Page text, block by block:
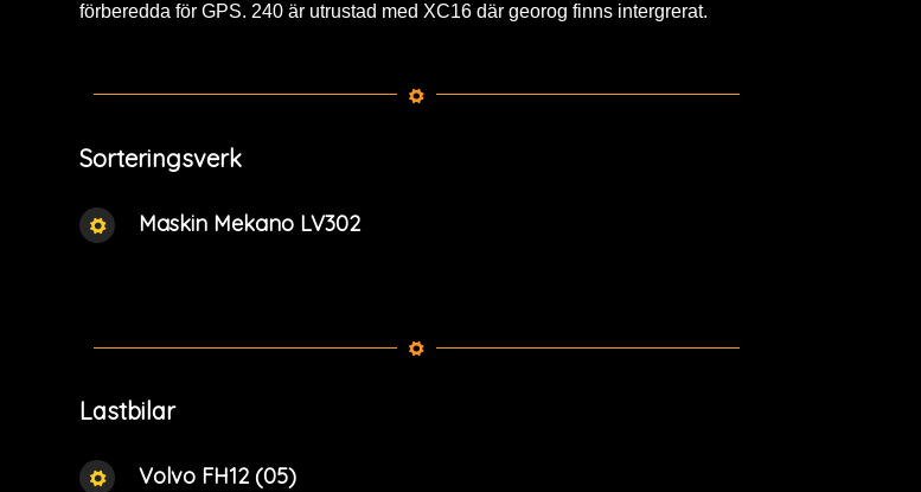
förberedda för GPS. 240 är utrustad med XC16 där georog finns intergrerat.
Sorteringsverk
Maskin Mekano LV302
Lastbilar
Volvo FH12 (05)